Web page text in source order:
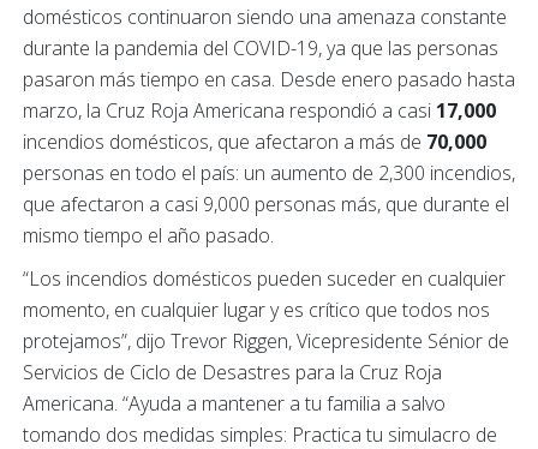
domésticos continuaron siendo una amenaza constante
durante la pandemia del COVID-19, ya que las personas
pasaron más tiempo en casa. Desde enero pasado hasta
marzo, la Cruz Roja Americana respondió a casi 17,000
incendios domésticos, que afectaron a más de 70,000
personas en todo el país: un aumento de 2,300 incendios,
que afectaron a casi 9,000 personas más, que durante el
mismo tiempo el año pasado.
“Los incendios domésticos pueden suceder en cualquier
momento, en cualquier lugar y es crítico que todos nos
protejamos”, dijo Trevor Riggen, Vicepresidente Sénior de
Servicios de Ciclo de Desastres para la Cruz Roja
Americana. “Ayuda a mantener a tu familia a salvo
tomando dos medidas simples: Practica tu simulacro de